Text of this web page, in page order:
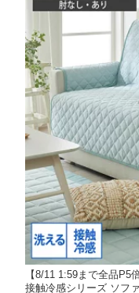
【8/11 1:59まで全品
接触冷感シリーズ ソフ